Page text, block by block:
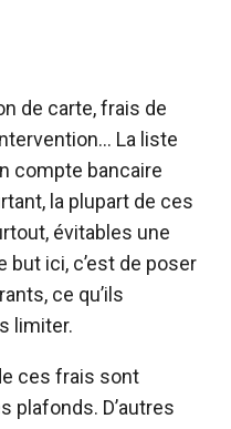
de carte, frais de
La liste
compte bancaire
la plupart de ces
évitables une
but ici, c’est de poser
ce qu’ils
limiter.
ces frais sont
plafonds. D’autres